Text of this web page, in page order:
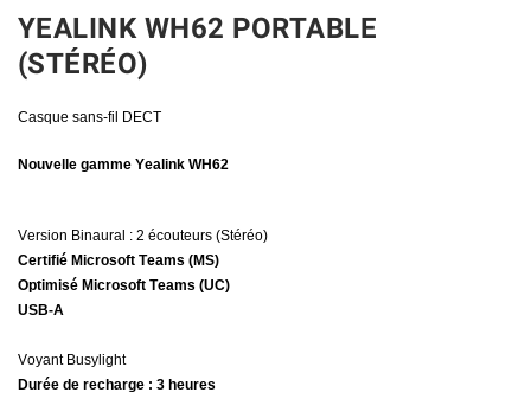
YEALINK WH62 PORTABLE
(STÉRÉO)
Casque sans-fil DECT
Nouvelle gamme Yealink WH62
Version Binaural : 2 écouteurs (Stéréo)
Certifié Microsoft Teams (MS)
Optimisé Microsoft Teams (UC)
USB-A
Voyant Busylight
Durée de recharge : 3 heures